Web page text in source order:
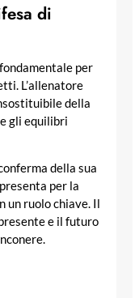
di
per
L’allenatore
della
gli equilibri
della sua
per la
ruolo chiave. Il
e il futuro